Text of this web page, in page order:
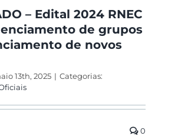
– Edital 2024 RNEC
de grupos
de novos
13th, 2025 | Categorias:
0